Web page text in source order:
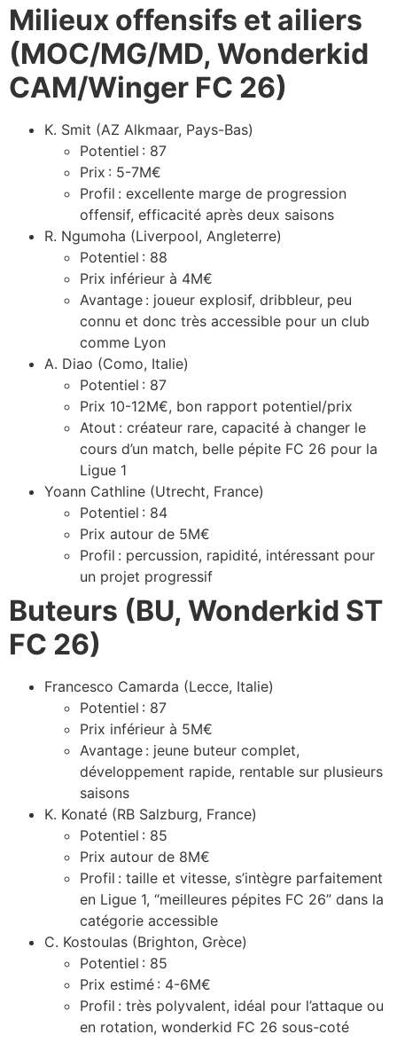
Milieux offensifs et ailiers
(MOC/MG/MD, Wonderkid
CAM/Winger FC 26)
K. Smit (AZ Alkmaar, Pays-Bas)
Potentiel : 87
Prix : 5-7M€
Profil : excellente marge de progression
offensif, efficacité après deux saisons
R. Ngumoha (Liverpool, Angleterre)
Potentiel : 88
Prix inférieur à 4M€
Avantage : joueur explosif, dribbleur, peu
connu et donc très accessible pour un club
comme Lyon
A. Diao (Como, Italie)
Potentiel : 87
Prix 10-12M€, bon rapport potentiel/prix
Atout : créateur rare, capacité à changer le
cours d’un match, belle pépite FC 26 pour la
Ligue 1
Yoann Cathline (Utrecht, France)
Potentiel : 84
Prix autour de 5M€
Profil : percussion, rapidité, intéressant pour
un projet progressif
Buteurs (BU, Wonderkid ST
FC 26)
Francesco Camarda (Lecce, Italie)
Potentiel : 87
Prix inférieur à 5M€
Avantage : jeune buteur complet,
développement rapide, rentable sur plusieurs
saisons
K. Konaté (RB Salzburg, France)
Potentiel : 85
Prix autour de 8M€
Profil : taille et vitesse, s’intègre parfaitement
en Ligue 1, “meilleures pépites FC 26” dans la
catégorie accessible
C. Kostoulas (Brighton, Grèce)
Potentiel : 85
Prix estimé : 4-6M€
Profil : très polyvalent, idéal pour l’attaque ou
en rotation, wonderkid FC 26 sous-coté